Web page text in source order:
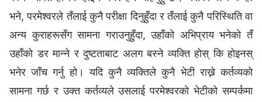
भने, परमेश्‍वरले तँलाई कुनै परीक्षा दिनुहुँदा र तँलाई कुनै परिस्थिति वा
अन्य कुराहरूसँग सामना गराउनुहुँदा, उहाँको अभिप्राय भनेको तँ
उहाँको डर मान्ने र दुष्टताबाट अलग बस्ने व्यक्ति होस् कि होइनस्
भनेर जाँच गर्नु हो। यदि कुनै व्यक्तिले कुनै भेटी राख्ने कर्तव्यको
सामना गर्छ र उक्त कर्तव्यले उसलाई परमेश्‍वरको भेटीको सम्पर्कमा